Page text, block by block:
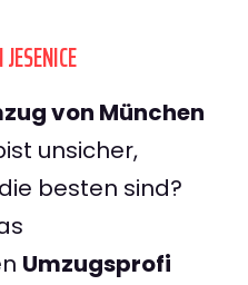
von München
unsicher,
besten sind?
Umzugsprofi